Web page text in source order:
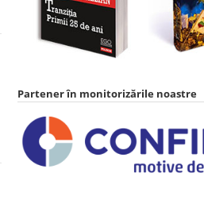
Partener în monitorizările noastre